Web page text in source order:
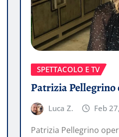
SPETTACOLO E TV
Patrizia Pellegrino
Luca Z. Feb
Patrizia Pellegrino